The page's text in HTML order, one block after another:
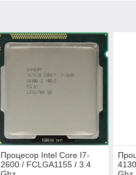
Процесор Intel Core I7-
2600 / FCLGA1155 / 3.4